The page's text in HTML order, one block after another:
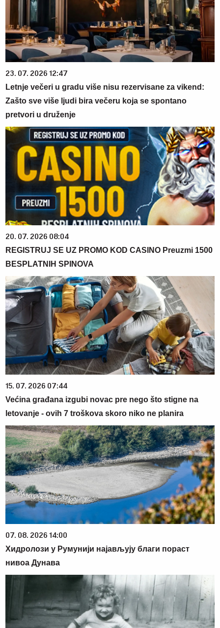
23. 07. 2026 12:47
Letnje večeri u gradu više nisu rezervisane za vikend:
Zašto sve više ljudi bira večeru koja se spontano
pretvori u druženje
20. 07. 2026 08:04
REGISTRUJ SE UZ PROMO KOD CASINO Preuzmi 1500
BESPLATNIH SPINOVA
15. 07. 2026 07:44
Većina građana izgubi novac pre nego što stigne na
letovanje - ovih 7 troškova skoro niko ne planira
07. 08. 2026 14:00
Хидролози у Румунији најављују благи пораст
нивоа Дунава